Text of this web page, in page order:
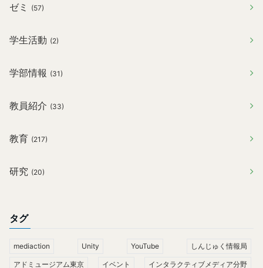
ゼミ (57)
学生活動 (2)
学部情報 (31)
教員紹介 (33)
教育 (217)
研究 (20)
タグ
mediaction Unity YouTube しんじゅく情報局
アドミュージアム東京 イベント インタラクティブメディア分野